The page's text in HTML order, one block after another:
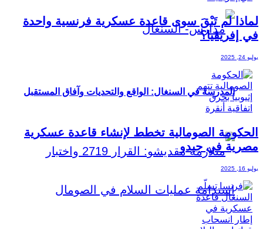
المدرسة في السنغال: الواقع والتحديات وآفاق المستقبل
لماذا لم تَبْقَ سوى قاعدة عسكرية فرنسية واحدة
في إفريقيا؟
يوليو 24, 2025
الحكومة الصومالية تخطط لإنشاء قاعدة عسكرية
مصرية في جيدو
يوليو 16, 2025